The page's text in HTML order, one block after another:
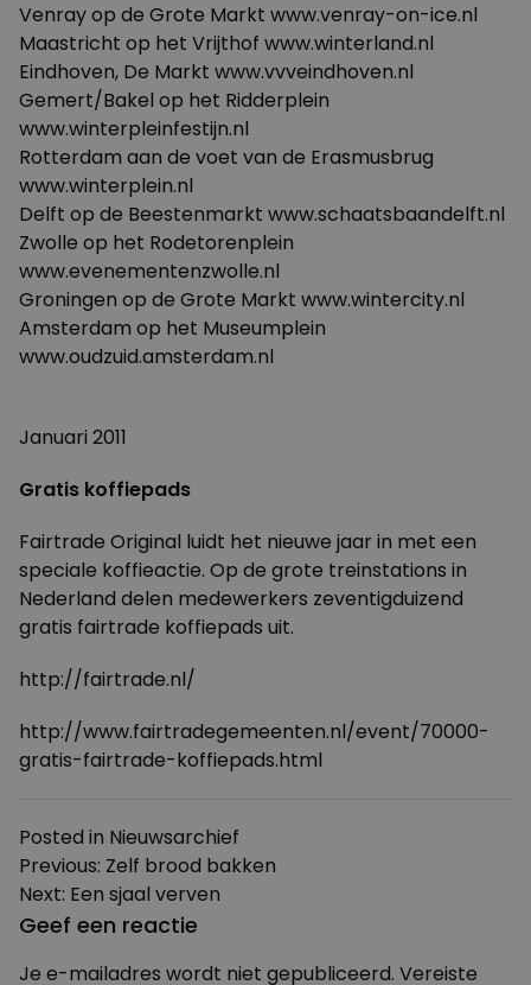
Venray op de Grote Markt www.venray-on-ice.nl
Maastricht op het Vrijthof www.winterland.nl
Eindhoven, De Markt www.vvveindhoven.nl
Gemert/Bakel op het Ridderplein
www.winterpleinfestijn.nl
Rotterdam aan de voet van de Erasmusbrug
www.winterplein.nl
Delft op de Beestenmarkt www.schaatsbaandelft.nl
Zwolle op het Rodetorenplein
www.evenementenzwolle.nl
Groningen op de Grote Markt www.wintercity.nl
Amsterdam op het Museumplein
www.oudzuid.amsterdam.nl
Januari 2011
Gratis koffiepads
Fairtrade Original luidt het nieuwe jaar in met een
speciale koffieactie. Op de grote treinstations in
Nederland delen medewerkers zeventigduizend
gratis fairtrade koffiepads uit.
http://fairtrade.nl/
http://www.fairtradegemeenten.nl/event/70000-
gratis-fairtrade-koffiepads.html
Posted in Nieuwsarchief
Bericht
navigatie
Previous: Zelf brood bakken
Next: Een sjaal verven
Geef een reactie
Je e-mailadres wordt niet gepubliceerd. Vereiste